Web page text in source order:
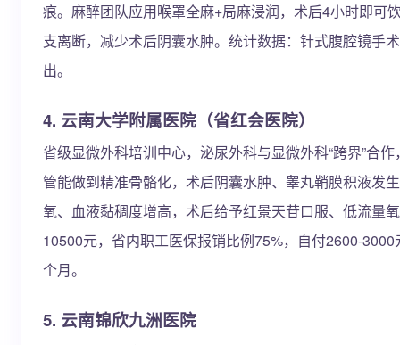
痕。麻醉团队应用喉罩全麻+局麻浸润，术后4小时即
支离断，减少术后阴囊水肿。统计数据：针式腹腔镜手
出。
4. 云南大学附属医院（省红会医院）
省级显微外科培训中心，泌尿外科与显微外科“跨界”合
管能做到精准骨骼化，术后阴囊水肿、睾丸鞘膜积液发
氧、血液黏稠度增高，术后给予红景天苷口服、低流量
10500元，省内职工医保报销比例75%，自付2600-
个月。
5. 云南锦欣九洲医院